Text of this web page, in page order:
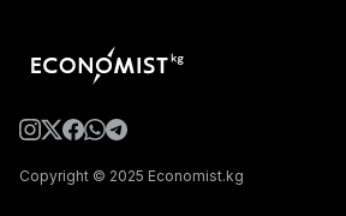
Copyright © 2025 Economist.kg